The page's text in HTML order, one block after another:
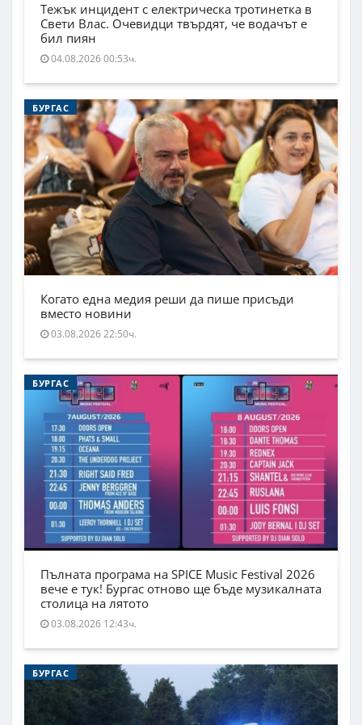
Тежък инцидент с електрическа тротинетка в
Свети Влас. Очевидци твърдят, че водачът е
бил пиян
04.08.2026 00:53ч.
БУРГАС
Когато една медия реши да пише присъди
вместо новини
03.08.2026 22:50ч.
БУРГАС
Пълната програма на SPICE Music Festival 2026
вече е тук! Бургас отново ще бъде музикалната
столица на лятото
03.08.2026 12:43ч.
БУРГАС